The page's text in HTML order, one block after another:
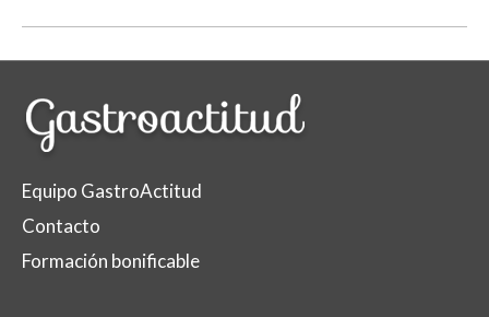
Equipo GastroActitud
Contacto
Formación bonificable